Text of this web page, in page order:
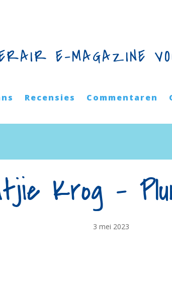
E-MAGAZINE
Recensies Commentaren
Krog –
3 mei 2023